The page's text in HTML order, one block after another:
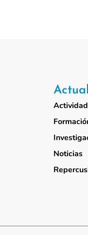
Noticias